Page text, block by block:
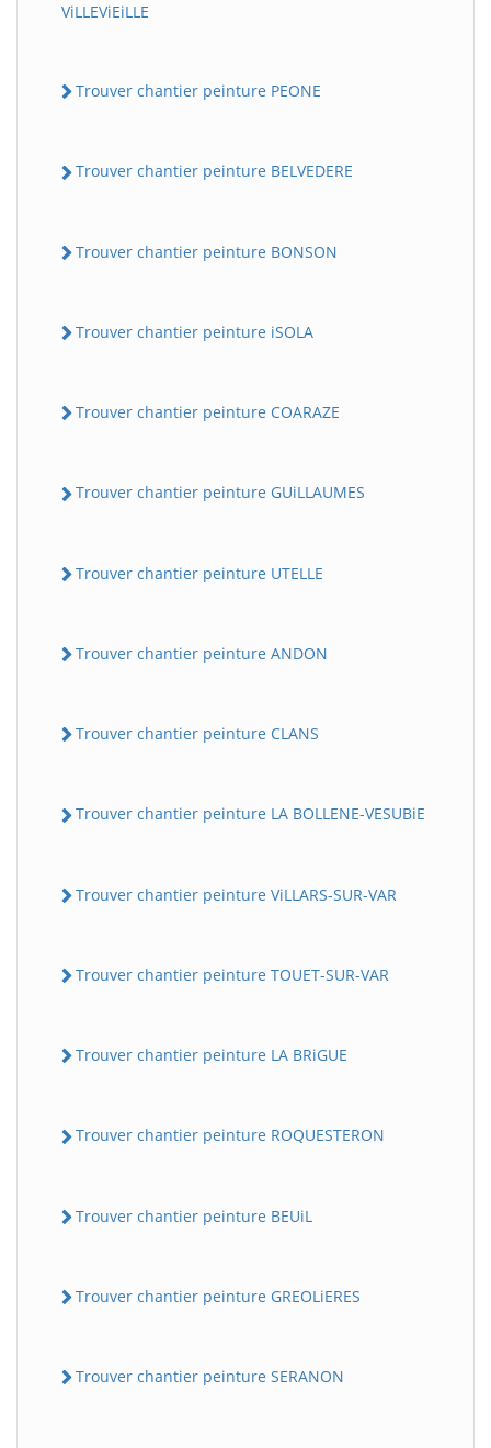
ViLLEViEiLLE
Trouver chantier peinture PEONE
Trouver chantier peinture BELVEDERE
Trouver chantier peinture BONSON
Trouver chantier peinture iSOLA
Trouver chantier peinture COARAZE
Trouver chantier peinture GUiLLAUMES
Trouver chantier peinture UTELLE
Trouver chantier peinture ANDON
Trouver chantier peinture CLANS
Trouver chantier peinture LA BOLLENE-VESUBiE
Trouver chantier peinture ViLLARS-SUR-VAR
Trouver chantier peinture TOUET-SUR-VAR
Trouver chantier peinture LA BRiGUE
Trouver chantier peinture ROQUESTERON
Trouver chantier peinture BEUiL
Trouver chantier peinture GREOLiERES
Trouver chantier peinture SERANON